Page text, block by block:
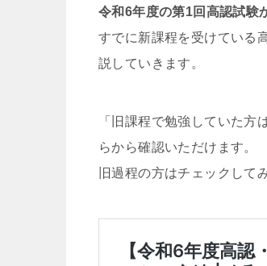
令和6年度の第1回高認試験
すでに新課程を受けている
説していきます。
「旧課程で勉強していた
らから確認いただけます。
旧過程の方はチェックして